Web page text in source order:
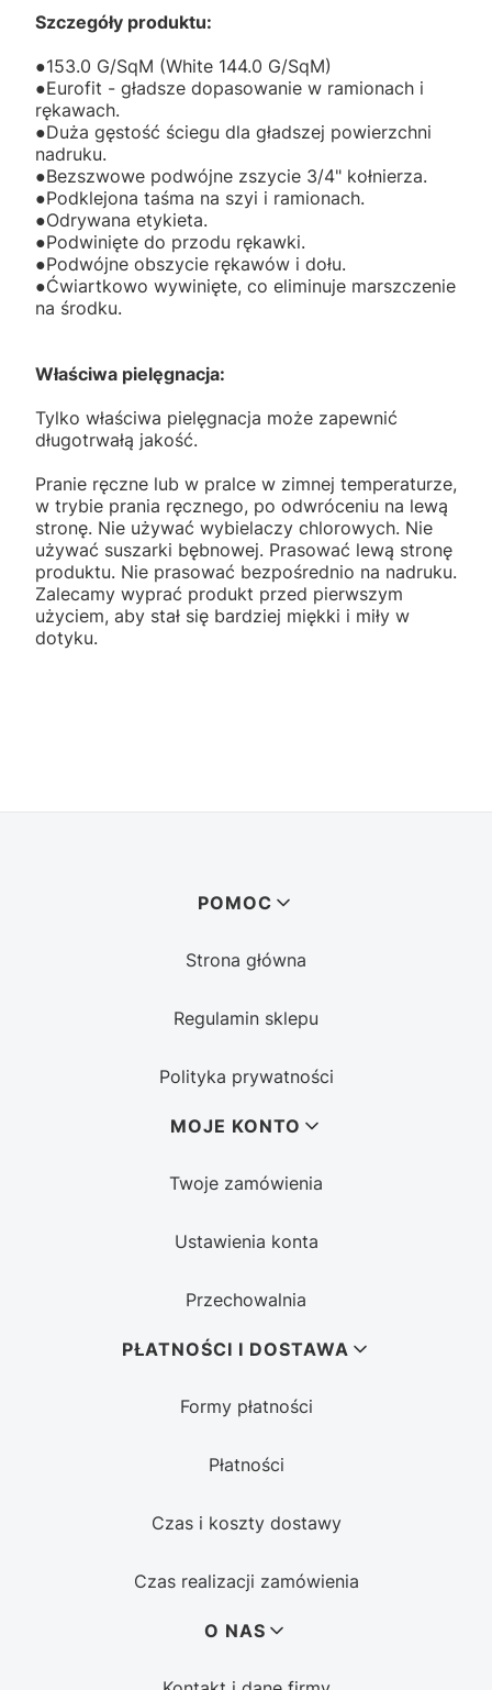
Szczegóły produktu:
●153.0 G/SqM (White 144.0 G/SqM)
●Eurofit - gładsze dopasowanie w ramionach i
rękawach.
●Duża gęstość ściegu dla gładszej powierzchni
nadruku.
●Bezszwowe podwójne zszycie 3/4" kołnierza.
●Podklejona taśma na szyi i ramionach.
●Odrywana etykieta.
●Podwinięte do przodu rękawki.
●Podwójne obszycie rękawów i dołu.
●Ćwiartkowo wywinięte, co eliminuje marszczenie
na środku.
Właściwa pielęgnacja:
Tylko właściwa pielęgnacja może zapewnić
długotrwałą jakość.
Pranie ręczne lub w pralce w zimnej temperaturze,
w trybie prania ręcznego, po odwróceniu na lewą
stronę. Nie używać wybielaczy chlorowych. Nie
używać suszarki bębnowej. Prasować lewą stronę
produktu. Nie prasować bezpośrednio na nadruku.
Zalecamy wyprać produkt przed pierwszym
użyciem, aby stał się bardziej miękki i miły w
dotyku.
POMOC
Strona główna
Regulamin sklepu
Polityka prywatności
MOJE KONTO
Twoje zamówienia
Ustawienia konta
Przechowalnia
PŁATNOŚCI I DOSTAWA
Formy płatności
Płatności
Czas i koszty dostawy
Czas realizacji zamówienia
O NAS